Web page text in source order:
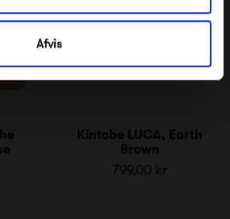
Afvis
Kintobe LUCA, Earth
Brown
799,00 kr